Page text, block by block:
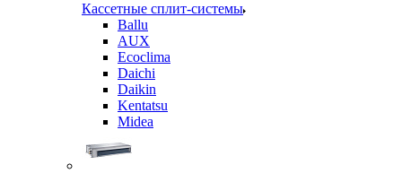
Кассетные сплит-системы
Ballu
AUX
Ecoclima
Daichi
Daikin
Kentatsu
Midea